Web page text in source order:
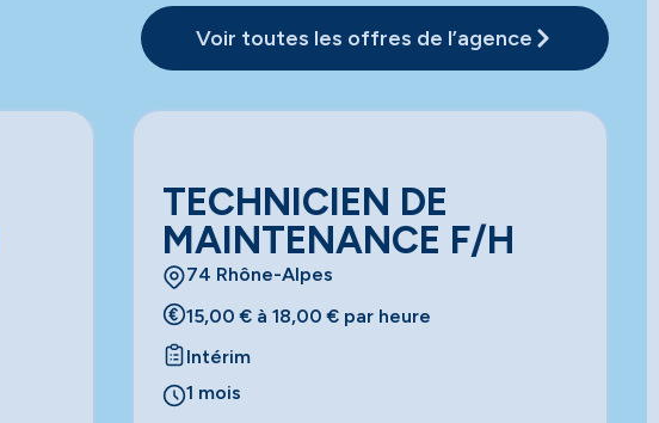
Voir toutes les offres de l’agence
TECHNICIEN DE
MAINTENANCE F/H
74 Rhône-Alpes
15,00 € à 18,00 € par heure
Intérim
1 mois